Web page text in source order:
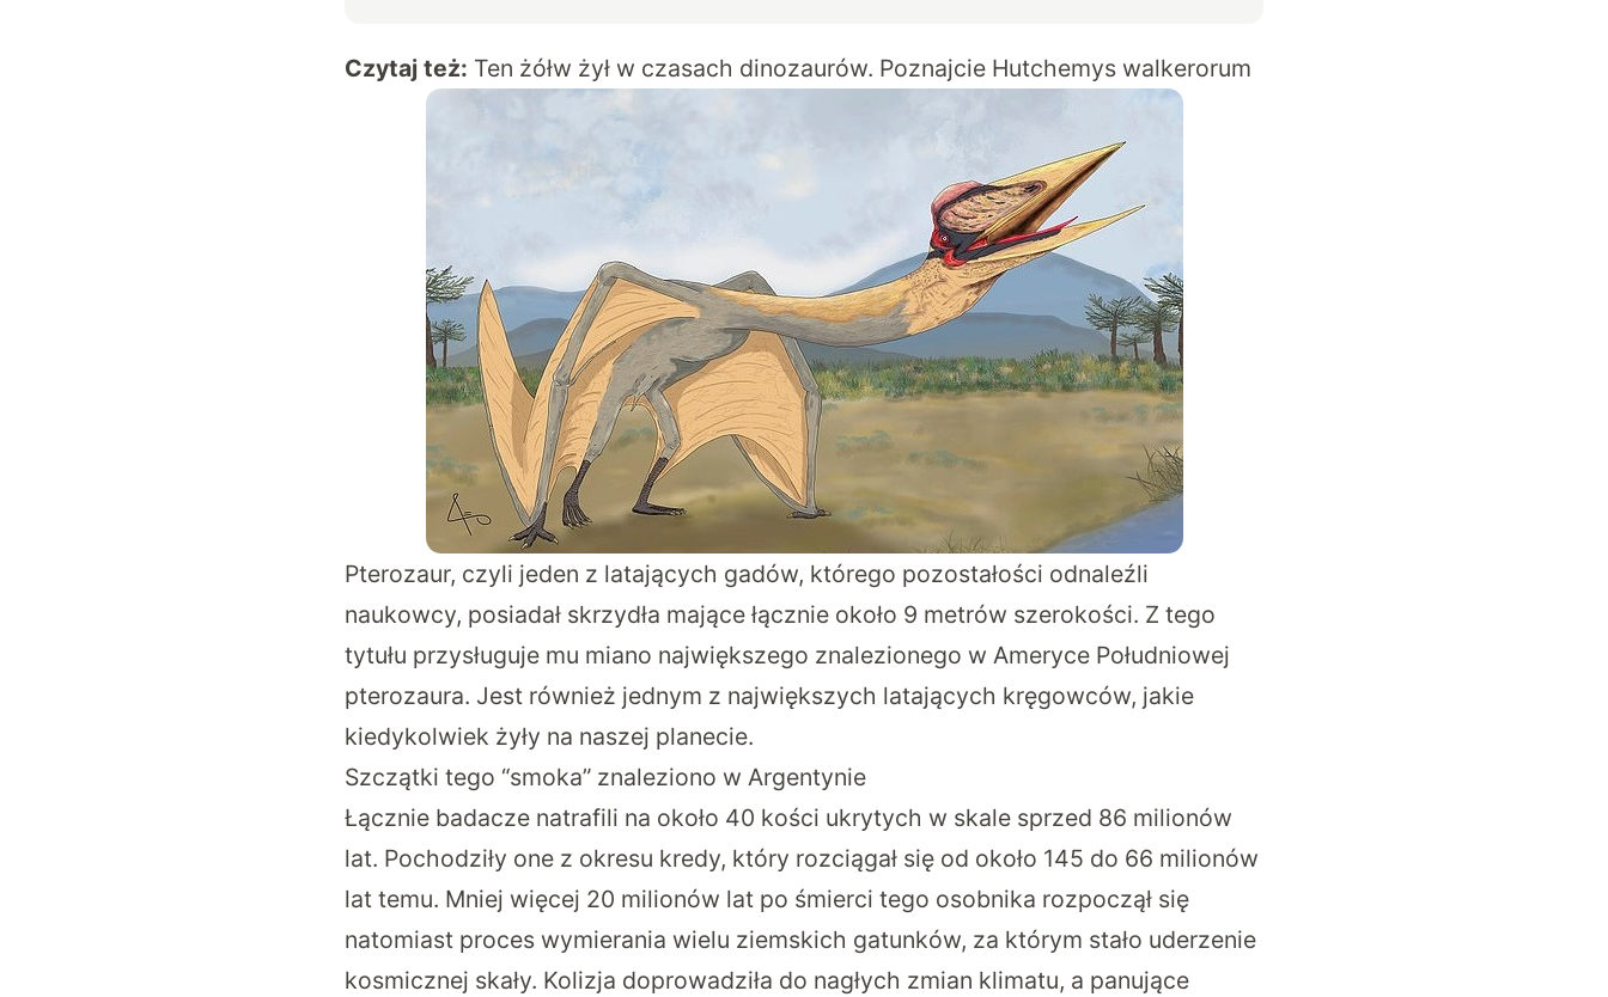
Czytaj też: Ten żółw żył w czasach dinozaurów. Poznajcie Hutchemys walkerorum
Pterozaur, czyli jeden z latających gadów, którego pozostałości odnaleźli
naukowcy, posiadał skrzydła mające łącznie około 9 metrów szerokości. Z tego
tytułu przysługuje mu miano największego znalezionego w Ameryce Południowej
pterozaura. Jest również jednym z największych latających kręgowców, jakie
kiedykolwiek żyły na naszej planecie.
Szczątki tego “smoka” znaleziono w Argentynie
Łącznie badacze natrafili na około 40 kości ukrytych w skale sprzed 86 milionów
lat. Pochodziły one z okresu kredy, który rozciągał się od około 145 do 66 milionów
lat temu. Mniej więcej 20 milionów lat po śmierci tego osobnika rozpoczął się
natomiast proces wymierania wielu ziemskich gatunków, za którym stało uderzenie
kosmicznej skały. Kolizja doprowadziła do nagłych zmian klimatu, a panujące